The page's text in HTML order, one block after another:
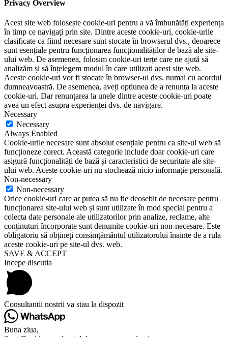
Privacy Overview
Acest site web folosește cookie-uri pentru a vă îmbunătăți experiența
în timp ce navigați prin site. Dintre aceste cookie-uri, cookie-urile
clasificate ca fiind necesare sunt stocate în browserul dvs., deoarece
sunt esențiale pentru funcționarea funcționalităților de bază ale site-
ului web. De asemenea, folosim cookie-uri terțe care ne ajută să
analizăm și să înțelegem modul în care utilizați acest site web.
Aceste cookie-uri vor fi stocate în browser-ul dvs. numai cu acordul
dumneavoastră. De asemenea, aveți opțiunea de a renunța la aceste
cookie-uri. Dar renunțarea la unele dintre aceste cookie-uri poate
avea un efect asupra experienței dvs. de navigare.
Necessary
Necessary
Always Enabled
Cookie-urile necesare sunt absolut esențiale pentru ca site-ul web să
funcționeze corect. Această categorie include doar cookie-uri care
asigură funcționalități de bază și caracteristici de securitate ale site-
ului web. Aceste cookie-uri nu stochează nicio informație personală.
Non-necessary
Non-necessary
Orice cookie-uri care ar putea să nu fie deosebit de necesare pentru
funcționarea site-ului web și sunt utilizate în mod special pentru a
colecta date personale ale utilizatorilor prin analize, reclame, alte
conținuturi încorporate sunt denumite cookie-uri non-necesare. Este
obligatoriu să obțineți consimțământul utilizatorului înainte de a rula
aceste cookie-uri pe site-ul dvs. web.
SAVE & ACCEPT
Incepe discutia
Consultantii nostrii va stau la dispozit
Buna ziua,